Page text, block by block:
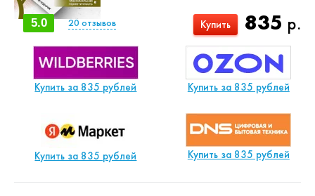
835 р.
Купить
5.0 20 отзывов
Купить за 835 рублей Купить за 835 рублей
Купить за 835 рублей Купить за 835 рублей